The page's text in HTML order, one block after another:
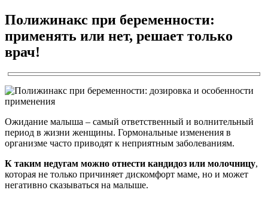
Полижинакс при беременности:
применять или нет, решает только
врач!
Ожидание малыша – самый ответственный и волнительный
период в жизни женщины. Гормональные изменения в
организме часто приводят к неприятным заболеваниям.
К таким недугам можно отнести кандидоз или молочницу,
которая не только причиняет дискомфорт маме, но и может
негативно сказываться на малыше.